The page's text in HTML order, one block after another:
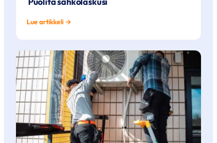
Lue artikkeli →